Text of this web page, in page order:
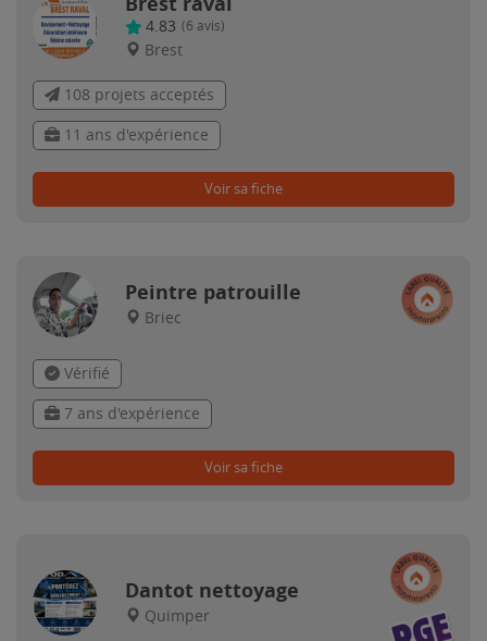
4.83 (6 avis)
Brest
108 projets acceptés
11 ans d'expérience
Voir sa fiche
Peintre patrouille
Briec
Vérifié
7 ans d'expérience
Voir sa fiche
Dantot nettoyage
Quimper